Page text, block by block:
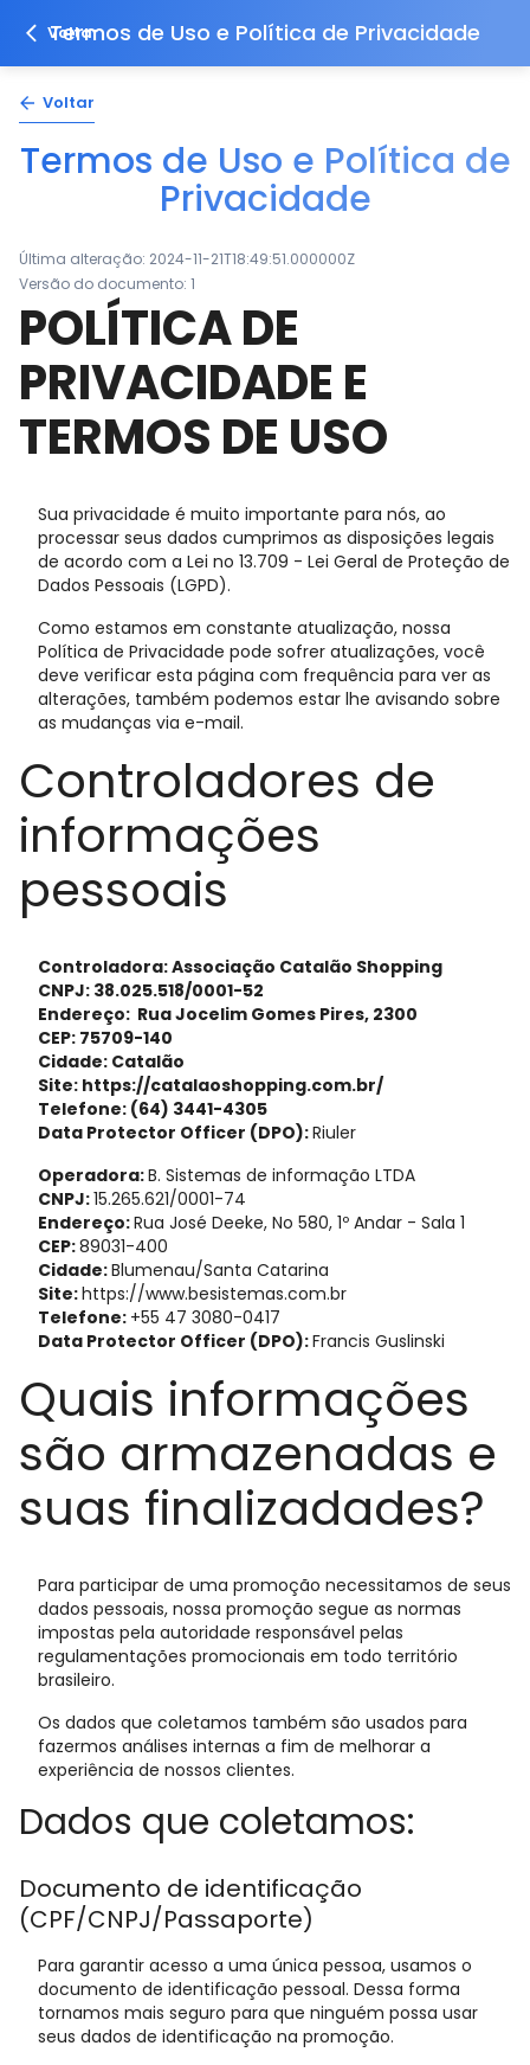
Voltar
Termos de Uso e Política de Privacidade
Voltar
Termos de Uso e Política de
Privacidade
Última alteração: 2024-11-21T18:49:51.000000Z
Versão do documento: 1
POLÍTICA DE
PRIVACIDADE E
TERMOS DE USO
Sua privacidade é muito importante para nós, ao
processar seus dados cumprimos as disposições legais
de acordo com a Lei no 13.709 - Lei Geral de Proteção de
Dados Pessoais (LGPD).
Como estamos em constante atualização, nossa
Política de Privacidade pode sofrer atualizações, você
deve verificar esta página com frequência para ver as
alterações, também podemos estar lhe avisando sobre
as mudanças via e-mail.
Controladores de
informações
pessoais
Controladora: Associação Catalão Shopping
CNPJ: 38.025.518/0001-52
Endereço: Rua Jocelim Gomes Pires, 2300
CEP: 75709-140
Cidade: Catalão
Site: https://catalaoshopping.com.br/
Telefone: (64) 3441-4305
Data Protector Officer (DPO):Riuler
Operadora:B. Sistemas de informação LTDA
CNPJ:15.265.621/0001-74
Endereço:Rua José Deeke, No 580, 1º Andar - Sala 1
CEP:89031-400
Cidade:Blumenau/Santa Catarina
Site:https://www.besistemas.com.br
Telefone: +55 47 3080-0417
Data Protector Officer (DPO):Francis Guslinski
Quais informações
são armazenadas e
suas finalizadades?
Para participar de uma promoção necessitamos de seus
dados pessoais, nossa promoção segue as normas
impostas pela autoridade responsável pelas
regulamentações promocionais em todo território
brasileiro.
Os dados que coletamos também são usados para
fazermos análises internas a fim de melhorar a
experiência de nossos clientes.
Dados que coletamos:
Documento de identificação
(CPF/CNPJ/Passaporte)
Para garantir acesso a uma única pessoa, usamos o
documento de identificação pessoal. Dessa forma
tornamos mais seguro para que ninguém possa usar
seus dados de identificação na promoção.